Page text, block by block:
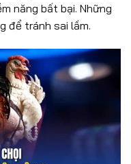
năng bất bại. Những
để tránh sai lầm.